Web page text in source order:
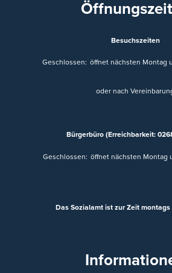
Besuchszeiten
Klicken, um weitere Öffnungs- oder
Geschlossen: öffnet nächsten Montag
oder nach
Bürgerbüro (Erreichbarkeit:
Klicken, um weitere Öffnungs- oder
Geschlossen: öffnet nächsten Montag
Das Sozialamt ist zur Zeit